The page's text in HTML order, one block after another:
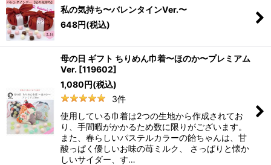
私の気持ち〜バレンタインVer.〜
648円(税込)
母の日 ギフト ちりめん巾着〜ほのか〜プレミアム
Ver. [119602]
1,080円(税込)
3件
使用している巾着は2つの生地から作成されてお
り、手間暇がかかるため数に限りがございます。
また、春らしいパステルカラーの飴ちゃんは、甘
酸っぱく優しいお味の苺ミルク、 さっぱりと懐か
しいサイダー、す…